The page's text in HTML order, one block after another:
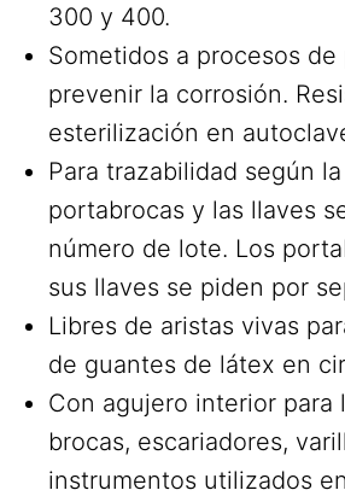
300 y 400.
Sometidos a procesos de
prevenir la corrosión.
esterilización en
Para trazabilidad según
portabrocas y las llaves
número de lote. Los
sus llaves se piden por
Libres de aristas vivas
de guantes de látex en
Con agujero interior para
brocas, escariadores,
instrumentos utilizados